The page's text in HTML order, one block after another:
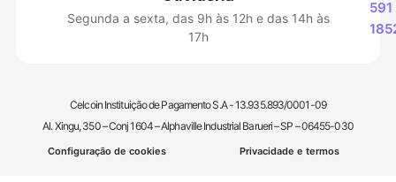
Segunda a sexta, das 9h às 12h e das 14h às
17h
591
Celcoin Instituição de Pagamento S.A - 13.935.893/0001-09
Al. Xingu, 350 – Conj 1604 – Alphaville Industrial Barueri – SP – 06455-030
Configuração de cookies Privacidade e termos